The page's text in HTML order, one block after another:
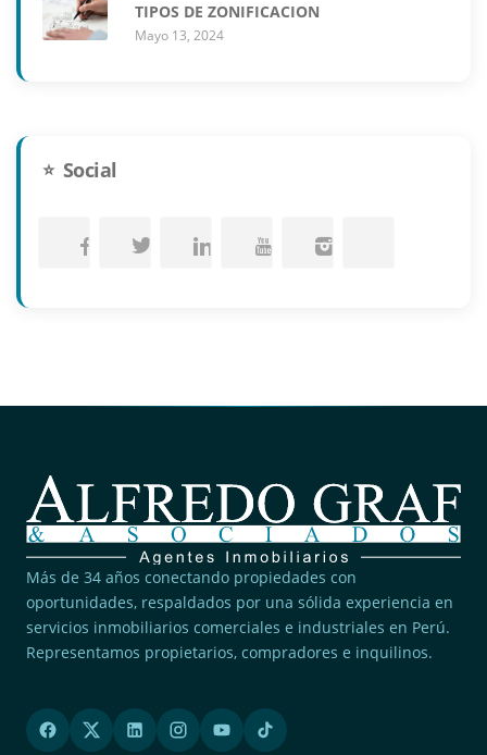
TIPOS DE ZONIFICACION
Mayo 13, 2024
Social
Más de 34 años conectando propiedades con
oportunidades, respaldados por una sólida experiencia en
servicios inmobiliarios comerciales e industriales en Perú.
Representamos propietarios, compradores e inquilinos.